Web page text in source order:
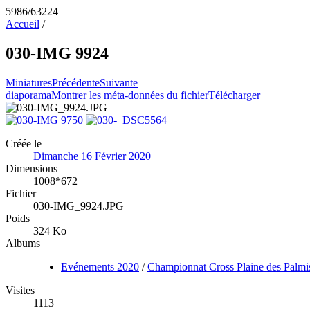
5986/63224
Accueil /
030-IMG 9924
MiniaturesPrécédenteSuivante
diaporamaMontrer les méta-données du fichierTélécharger
Créée le
Dimanche 16 Février 2020
Dimensions
1008*672
Fichier
030-IMG_9924.JPG
Poids
324 Ko
Albums
Evénements 2020 /Championnat Cross Plaine des
Visites
1113